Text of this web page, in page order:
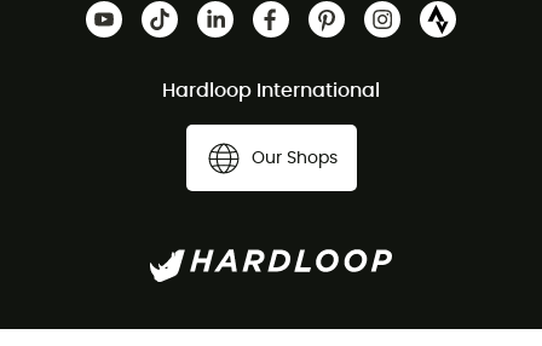
Hardloop International
Our Shops